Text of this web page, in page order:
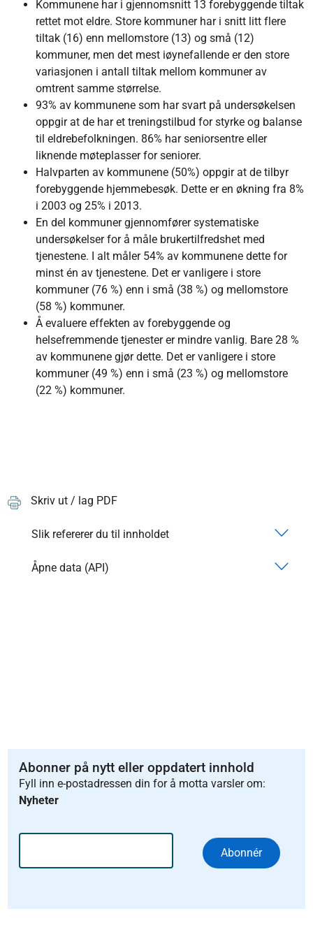
Kommunene har i gjennomsnitt 13 forebyggende tiltak
rettet mot eldre. Store kommuner har i snitt litt flere
tiltak (16) enn mellomstore (13) og små (12)
kommuner, men det mest iøynefallende er den store
variasjonen i antall tiltak mellom kommuner av
omtrent samme størrelse.
93% av kommunene som har svart på undersøkelsen
oppgir at de har et treningstilbud for styrke og balanse
til eldrebefolkningen. 86% har seniorsentre eller
liknende møteplasser for seniorer.
Halvparten av kommunene (50%) oppgir at de tilbyr
forebyggende hjemmebesøk. Dette er en økning fra 8%
i 2003 og 25% i 2013.
En del kommuner gjennomfører systematiske
undersøkelser for å måle brukertilfredshet med
tjenestene. I alt måler 54% av kommunene dette for
minst én av tjenestene. Det er vanligere i store
kommuner (76 %) enn i små (38 %) og mellomstore
(58 %) kommuner.
Å evaluere effekten av forebyggende og
helsefremmende tjenester er mindre vanlig. Bare 28 %
av kommunene gjør dette. Det er vanligere i store
kommuner (49 %) enn i små (23 %) og mellomstore
(22 %) kommuner.
Skriv ut / lag PDF
Slik refererer du til innholdet
Åpne data (API)
Abonner på nytt eller oppdatert innhold
Fyll inn e-postadressen din for å motta varsler om:
Nyheter
Abonnér